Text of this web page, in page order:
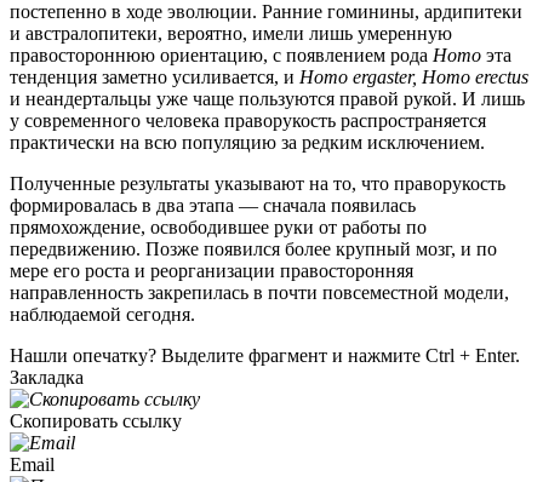
постепенно в ходе эволюции. Ранние гоминины, ардипитеки
и австралопитеки, вероятно, имели лишь умеренную
правостороннюю ориентацию, с появлением рода Homo эта
тенденция заметно усиливается, и Homo ergaster, Homo erectus
и неандертальцы уже чаще пользуются правой рукой. И лишь
у современного человека праворукость распространяется
практически на всю популяцию за редким исключением.
Полученные результаты указывают на то, что праворукость
формировалась в два этапа — сначала появилась
прямохождение, освободившее руки от работы по
передвижению. Позже появился более крупный мозг, и по
мере его роста и реорганизации правосторонняя
направленность закрепилась в почти повсеместной модели,
наблюдаемой сегодня.
Нашли опечатку? Выделите фрагмент и нажмите Ctrl + Enter.
Закладка
Скопировать ссылку
Email